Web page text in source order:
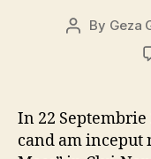
Post
By Geza
In 22 Septembrie
cand am